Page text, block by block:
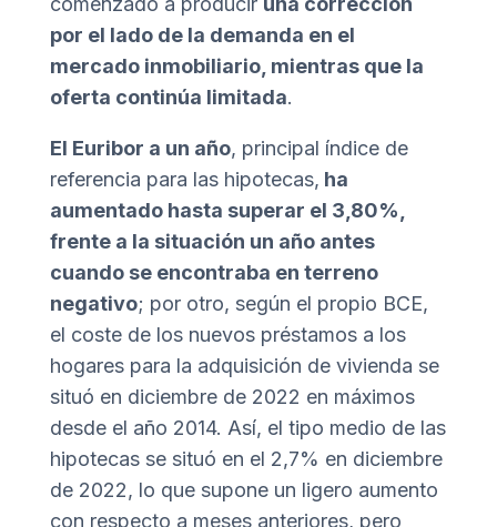
por el lado de la demanda en el
mercado inmobiliario, mientras que la
oferta continúa limitada.
El Euribor a un año, principal índice de
referencia para las hipotecas, ha
aumentado hasta superar el 3,80%,
frente a la situación un año antes
cuando se encontraba en terreno
negativo; por otro, según el propio BCE,
el coste de los nuevos préstamos a los
hogares para la adquisición de vivienda se
situó en diciembre de 2022 en máximos
desde el año 2014. Así, el tipo medio de las
hipotecas se situó en el 2,7% en diciembre
de 2022, lo que supone un ligero aumento
con respecto a meses anteriores, pero